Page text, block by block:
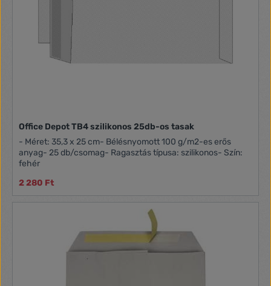
Office Depot TB4 szilikonos 25db-os tasak
- Méret: 35,3 x 25 cm- Bélésnyomott 100 g/m2-es erős
anyag- 25 db/csomag- Ragasztás típusa: szilikonos- Szín:
fehér
2 280 Ft